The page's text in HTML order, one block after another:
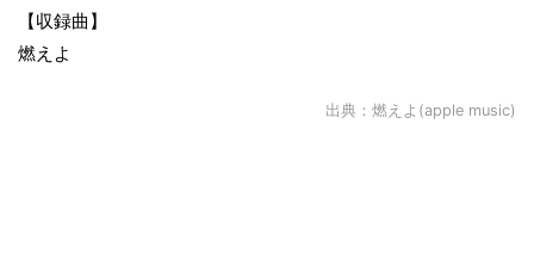
【収録曲】
燃えよ
出典： 燃えよ(apple music)